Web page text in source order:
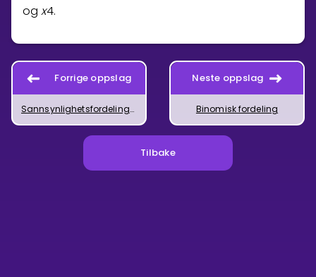
ogx4.
Forrige oppslag
Sannsynlighetsfordelinger
Neste oppslag
Binomisk fordeling
Tilbake